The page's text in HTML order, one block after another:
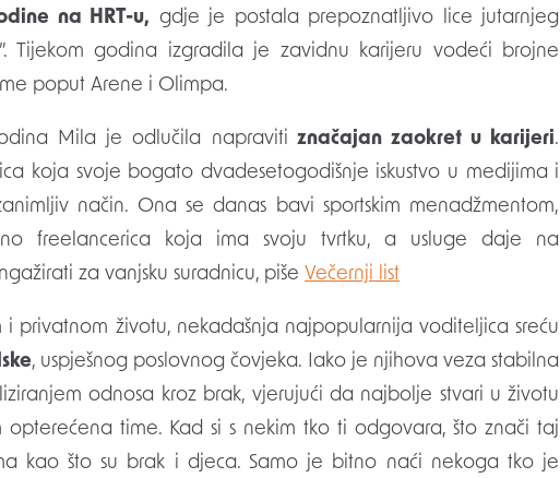
na HRT-u, gdje je postala prepoznatljivo lice jutarnjeg
Tijekom godina izgradila je zavidnu karijeru vodeći brojne
poput Arene i Olimpa.
Mila je odlučila napraviti značajan zaokret u karijeri.
koja svoje bogato dvadesetogodišnje iskustvo u medijima i
način. Ona se danas bavi sportskim menadžmentom,
freelancerica koja ima svoju tvrtku, a usluge daje na
za vanjsku suradnicu, piše Večernji list
privatnom životu, nekadašnja najpopularnija voditeljica sreću
, uspješnog poslovnog čovjeka. Iako je njihova veza stabilna
odnosa kroz brak, vjerujući da najbolje stvari u životu
time. Kad si s nekim tko ti odgovara, što znači taj
kao što su brak i djeca. Samo je bitno naći nekoga tko je